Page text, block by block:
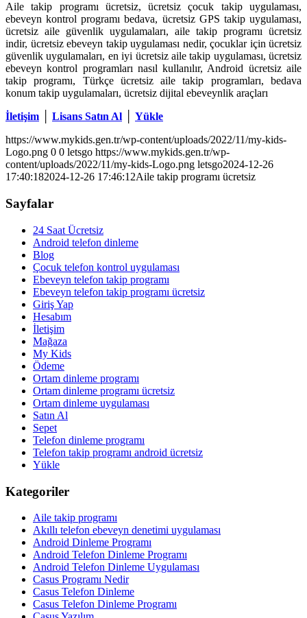
Aile takip programı ücretsiz, ücretsiz çocuk takip uygulaması,
ebeveyn kontrol programı bedava, ücretsiz GPS takip uygulaması,
ücretsiz aile güvenlik uygulamaları, aile takip programı ücretsiz
indir, ücretsiz ebeveyn takip uygulaması nedir, çocuklar için ücretsiz
güvenlik uygulamaları, en iyi ücretsiz aile takip uygulaması, ücretsiz
ebeveyn kontrol programları nasıl kullanılır, Android ücretsiz aile
takip programı, Türkçe ücretsiz aile takip programları, bedava
konum takip uygulamaları, ücretsiz dijital ebeveynlik araçları
İletişim
Lisans Satın Al
Yükle
https://www.mykids.gen.tr/wp-content/uploads/2022/11/my-kids-
Logo.png 0 0 letsgo https://www.mykids.gen.tr/wp-
content/uploads/2022/11/my-kids-Logo.png letsgo2024-12-26
17:40:182024-12-26 17:46:12Aile takip programı ücretsiz
Sayfalar
24 Saat Ücretsiz
Android telefon dinleme
Blog
Çocuk telefon kontrol uygulaması
Ebeveyn telefon takip programı
Ebeveyn telefon takip programı ücretsiz
Giriş Yap
Hesabım
İletişim
Mağaza
My Kids
Ödeme
Ortam dinleme programı
Ortam dinleme programı ücretsiz
Ortam dinleme uygulaması
Satın Al
Sepet
Telefon dinleme programı
Telefon takip programı android ücretsiz
Yükle
Kategoriler
Aile takip programı
Akıllı telefon ebeveyn denetimi uygulaması
Android Dinleme Programı
Android Telefon Dinleme Programı
Android Telefon Dinleme Uygulaması
Casus Programı Nedir
Casus Telefon Dinleme
Casus Telefon Dinleme Programı